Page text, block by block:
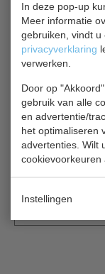
In deze pop-up
Meer informatie
gebruiken, vindt
privacyverklaring
verwerken.
Door op
gebruik van alle
en advertentie/
het optimaliseren
advertenties. Wilt
cookievoorkeuren
Instellingen
3 stevige,
Eenvoudig
display
Stevige,
kunnen
Gehard
Geschikt
16°C en